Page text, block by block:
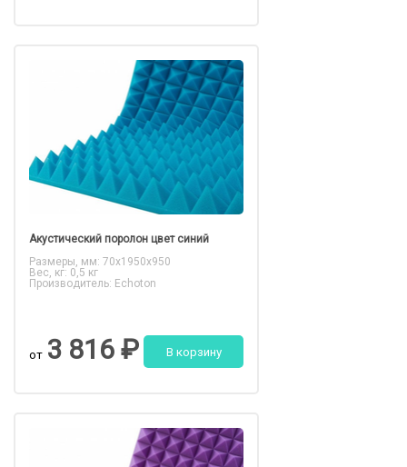
Акустический поролон цвет синий
Размеры, мм: 70x1950x950
Вес, кг: 0,5 кг
Производитель: Echoton
от 3 816 ₽ В корзину